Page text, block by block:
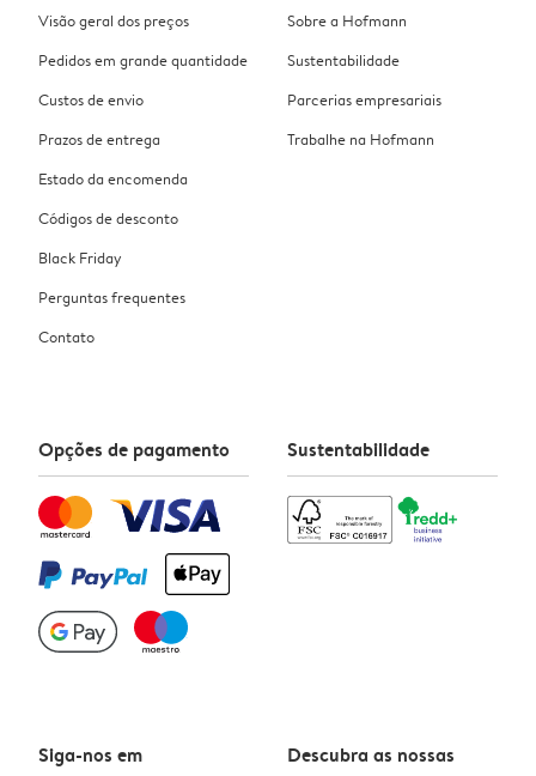
Visão geral dos preços
Pedidos em grande quantidade
Custos de envio
Prazos de entrega
Estado da encomenda
Códigos de desconto
Black Friday
Perguntas frequentes
Contato
Sobre a Hofmann
Sustentabilidade
Parcerias empresariais
Trabalhe na Hofmann
Opções de pagamento Sustentabilidade
Siga-nos em
Descubra as nossas